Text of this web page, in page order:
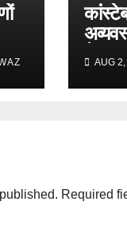
ने पुन:
AUG
Required